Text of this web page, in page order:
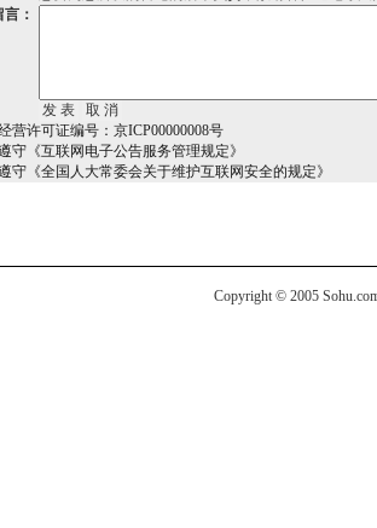
言：
营许可证编号：京ICP00000008号
守《互联网电子公告服务管理规定》
守《全国人大常委会关于维护互联网安全的规定》
Copyright © 2005